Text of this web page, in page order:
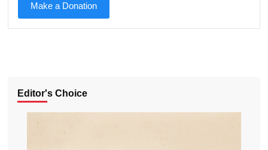
Make a Donation
Editor's Choice